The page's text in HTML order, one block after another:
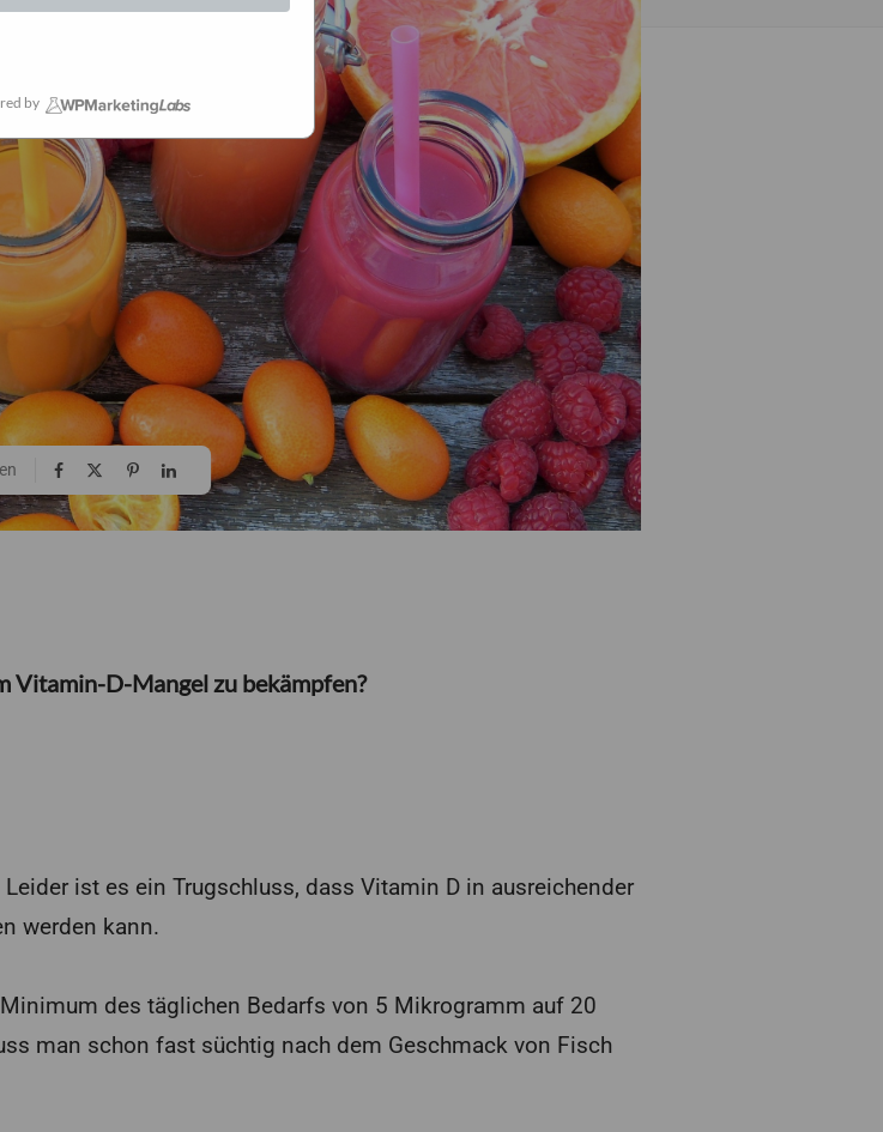
Vitamin-D-Mangel zu bekämpfen?
ist es ein Trugschluss, dass Vitamin D in ausreichender
werden kann.
des täglichen Bedarfs von 5 Mikrogramm auf 20
man schon fast süchtig nach dem Geschmack von Fisch
by